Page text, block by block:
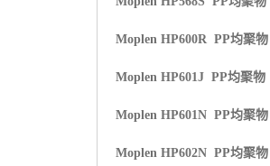
Moplen HP600R PP均聚物
Moplen HP601J PP均聚物
Moplen HP601N PP均聚物
Moplen HP602N PP均聚物